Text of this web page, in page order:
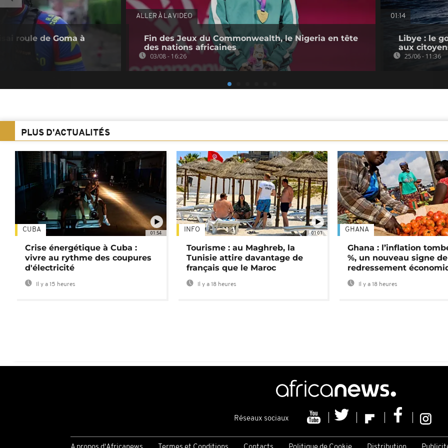
roule de Goma à
ALLER À LA VIDEO
Fin des Jeux du Commonwealth, le Nigeria en tête
des nations africaines
03/08 - 16:26
01:14
Libye : le
aux
25/06 - 11:36
PLUS D'ACTUALITÉS
01:54
CUBA
Crise énergétique à Cuba :
vivre au rythme des coupures
d'électricité
Il y a 15 heures
01:01
INFO
Tourisme : au Maghreb, la
Tunisie attire davantage de
français que le Maroc
Il y a 18 heures
GHANA
Ghana : l’inflation
%, un nouveau signe de
redressement
Il y a 18 heures
Réseaux sociaux